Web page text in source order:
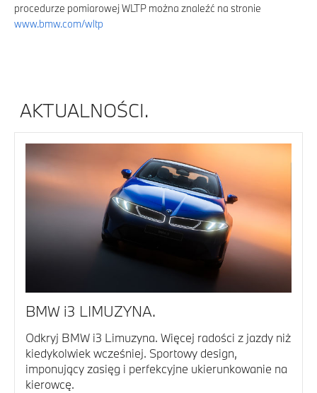
procedurze pomiarowej WLTP można znaleźć na stronie
www.bmw.com/wltp
AKTUALNOŚCI.
BMW i3 LIMUZYNA.
Odkryj BMW i3 Limuzyna. Więcej radości z jazdy niż
kiedykolwiek wcześniej. Sportowy design,
imponujący zasięg i perfekcyjne ukierunkowanie na
kierowcę.